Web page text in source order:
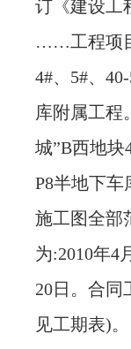
订《建设工
……工程项
4#、5#、
库附属工
城”B西地块
P8半地下车
施工图全部
为:2010年4
20日。合同
见工期表)